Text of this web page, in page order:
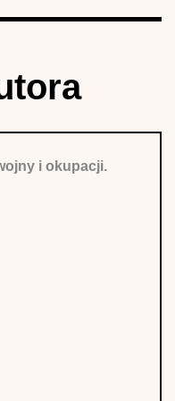
i okupacji.